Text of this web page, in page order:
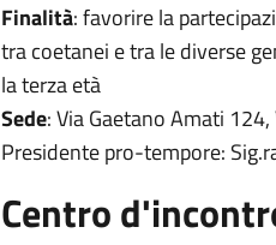
Finalità: favorire la
tra coetanei e tra le diverse
la terza età
Sede: Via Gaetano Amati 124,
Presidente pro-tempore:
Centro